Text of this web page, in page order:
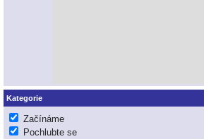
Kategorie
Začínáme
Pochlubte se